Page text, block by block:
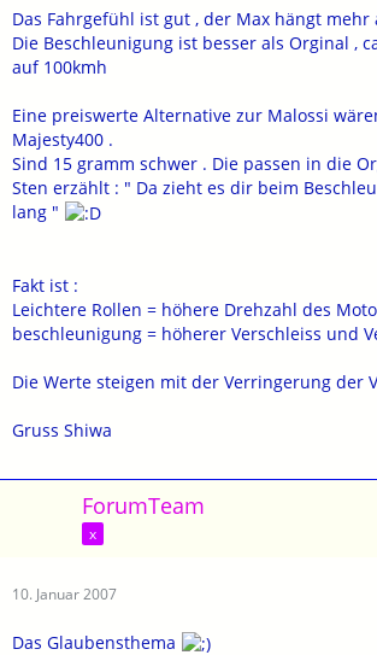
Das Fahrgefühl ist gut , der Max hängt mehr
Die Beschleunigung ist besser als Orginal ,
auf 100kmh
Eine preiswerte Alternative zur Malossi
Majesty400 .
Sind 15 gramm schwer . Die passen in die
Sten erzählt : " Da zieht es dir beim
lang "
Fakt ist :
Leichtere Rollen = höhere Drehzahl des
beschleunigung = höherer Verschleiss und
Die Werte steigen mit der Verringerung der
Gruss Shiwa
ForumTeam
x
10. Januar 2007
Das Glaubensthema